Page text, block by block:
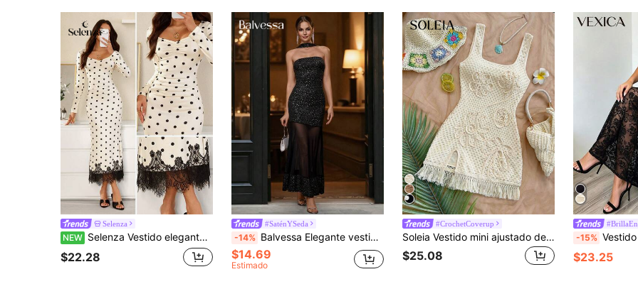
Selenza
NEW Selenza Vestido elegante con lunares, ribete de encaje, volantes, cuello plisado, cintura ceñida, fruncido y manga larga ajustada
$22.28
#SaténYSeda
-14% Balvessa Elegante vestido de tubo con parches de malla, vestido largo de mujer de tela elástica con paneles de malla sin tirantes con diseño de cola de pez
$14.69
Estimado
#CrochetCoverup
Soleia Vestido mini ajustado de mujer con estampado floral, sin mangas y cintura ceñida, adecuado para fiesta, calle, playa, crucero, té de la tarde, atuendo de verano, vacaciones de verano, fiesta de playa, atuendo de verano para mujer, vestido de mujer, vestido de playa de ganchillo, festival de música, estilo bohemio de vacaciones, hippie, estilo occidental, fiesta, viaje por carretera, vacaciones en la ciudad, cita casual, Día de San Valentín, té de la tarde, crucero de playa, vacaciones en la isla, atuendo de brunch
$25.08
-15% Vestido Maxi Corsé de Encaje Negro Sexy para
$23.25